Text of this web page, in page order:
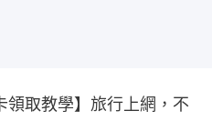
領取教學】旅行上網，不